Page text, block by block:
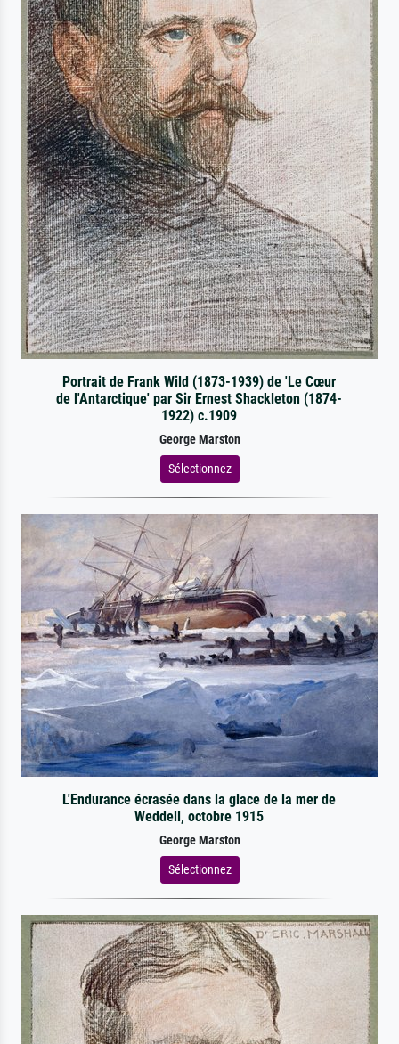
Portrait de Frank Wild (1873-1939) de 'Le Cœur
de l'Antarctique' par Sir Ernest Shackleton (1874-
1922) c.1909
George Marston
Sélectionnez
L'Endurance écrasée dans la glace de la mer de
Weddell, octobre 1915
George Marston
Sélectionnez